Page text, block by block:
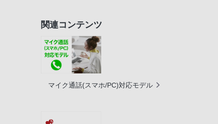
関連コンテンツ
マイク通話(スマホ/PC)対応モデル